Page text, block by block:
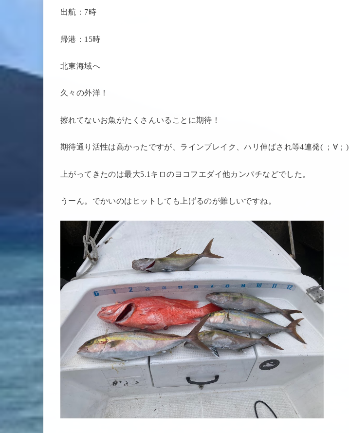
出航：7時
帰港：15時
北東海域へ
久々の外洋！
擦れてないお魚がたくさんいることに期待！
期待通り活性は高かったですが、ラインブレイク、ハリ伸ばされ等4連発( ；∀；)
上がってきたのは最大5.1キロのヨコフエダイ他カンパチなどでした。
うーん。でかいのはヒットしても上げるのが難しいですね。